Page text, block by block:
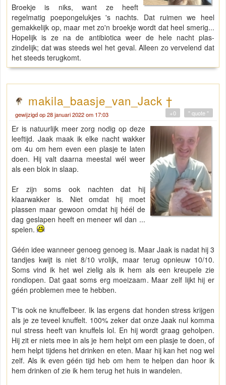
Broekje is niks, want ze heeft
regelmatig poepongelukjes 's nachts. Dat ruimen we heel
gemakkelijk op, maar met zo'n broekje wordt dat heel smerig...
Hopelijk is ze na de antibiotica weer de hele nacht plas-
zindelijk; dat was steeds wel het geval. Alleen zo vervelend dat
het steeds terugkomt.
makila_baasje_van_Jack †
gewijzigd op 28 januari 2022 om 17:03 " quote "
+0
Er is natuurlijk meer zorg nodig op deze
leeftijd. Jaak maak ik elke nacht wakker
om 4u om hem even een plasje te laten
doen. Hij valt daarna meestal wél weer
als een blok in slaap.
Er zijn soms ook nachten dat hij
klaarwakker is. Niet omdat hij moet
plassen maar gewoon omdat hij héél de
dag geslapen heeft en meneer wil dan ...
spelen.
Géén idee wanneer genoeg genoeg is. Maar Jaak is nadat hij 3
tandjes kwijt is niet 8/10 vrolijk, maar terug opnieuw 10/10.
Soms vind ik het wel zielig als ik hem als een kreupele zie
rondlopen. Dat gaat soms erg moeizaam. Maar zelf lijkt hij er
géén problemen mee te hebben.
T'is ook ne knuffelbeer. Ik las ergens dat honden stress krijgen
als je ze teveel knuffelt. 100% zeker dat onze Jaak nul komma
nul stress heeft van knuffels lol. En hij wordt graag geholpen.
Hij zit er niets mee in als je hem helpt om een plasje te doen, of
hem helpt tijdens het drinken en eten. Maar hij kan het nog wel
zelf. Als ik even géén tijd heb om hem te helpen dan hoor ik
hem drinken of zie ik hem terug het huis in wandelen.